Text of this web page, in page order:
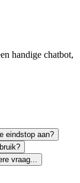
handige chatbot,
eindstop aan?
vraag...